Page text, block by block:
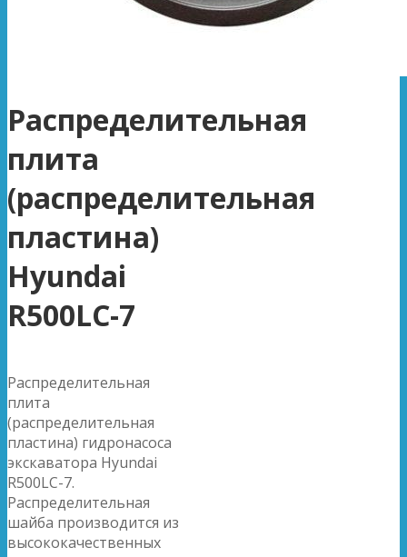
Распределительная
плита
(распределительная
пластина)
Hyundai
R500LC-7
Распределительная
плита
(распределительная
пластина) гидронасоса
экскаватора Hyundai
R500LC-7.
Распределительная
шайба производится из
высококачественных